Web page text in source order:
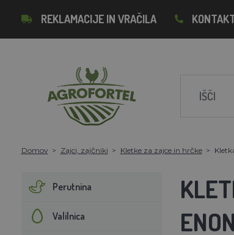
REKLAMACIJE IN VRAČILA
Domov Zajci, zajčniki Kletke za zajce in hrčke
Perutnina
Valilnica